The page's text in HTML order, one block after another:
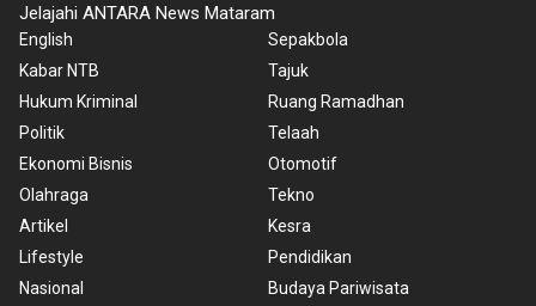
Jelajahi ANTARA News Mataram
English
Kabar NTB
Hukum Kriminal
Politik
Ekonomi Bisnis
Olahraga
Artikel
Lifestyle
Nasional
Sepakbola
Tajuk
Ruang Ramadhan
Telaah
Otomotif
Tekno
Kesra
Pendidikan
Budaya Pariwisata